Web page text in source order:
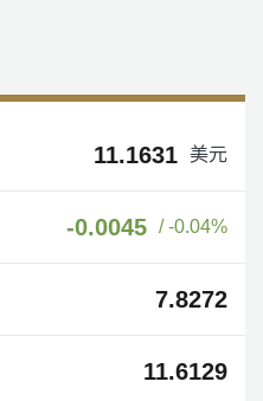
11.1631 美元
-0.0045 / -0.04%
7.8272
11.6129